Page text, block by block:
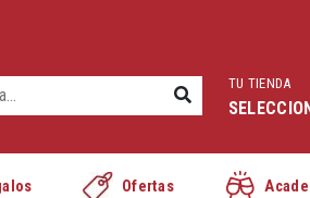
TU TIENDA
Ofertas